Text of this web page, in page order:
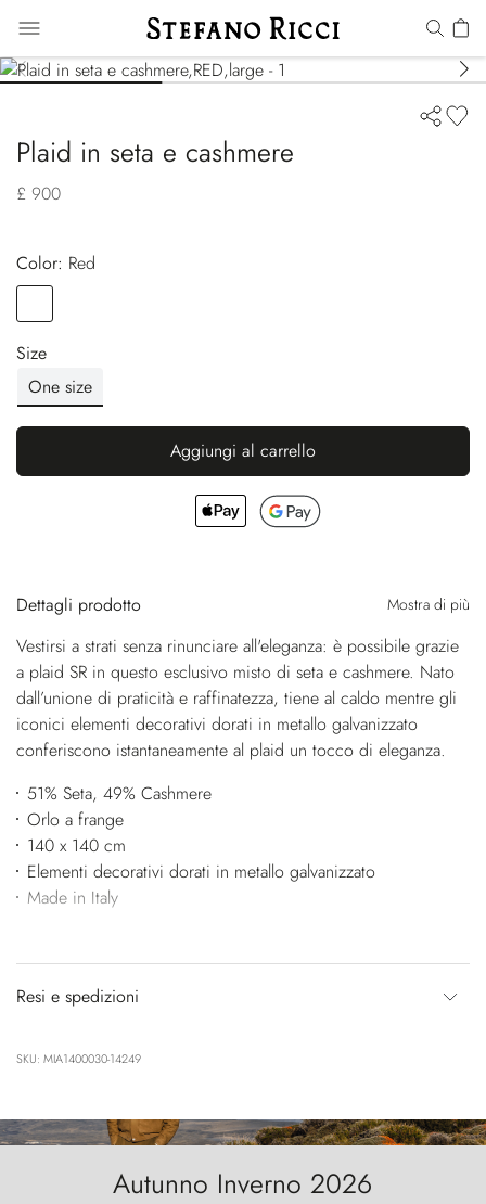
Plaid in seta e cashmere
£ 900
Color:
red
Size
One size
Aggiungi al carrello
Dettagli prodotto Mostra di più
Vestirsi a strati senza rinunciare all'eleganza: è possibile grazie
a plaid SR in questo esclusivo misto di seta e cashmere. Nato
dall’unione di praticità e raffinatezza, tiene al caldo mentre gli
iconici elementi decorativi dorati in metallo galvanizzato
conferiscono istantaneamente al plaid un tocco di eleganza.
51% Seta, 49% Cashmere
Orlo a frange
140 x 140 cm
Elementi decorativi dorati in metallo galvanizzato
Made in Italy
Resi e spedizioni
SKU: MIA1400030-14249
Autunno Inverno 2026